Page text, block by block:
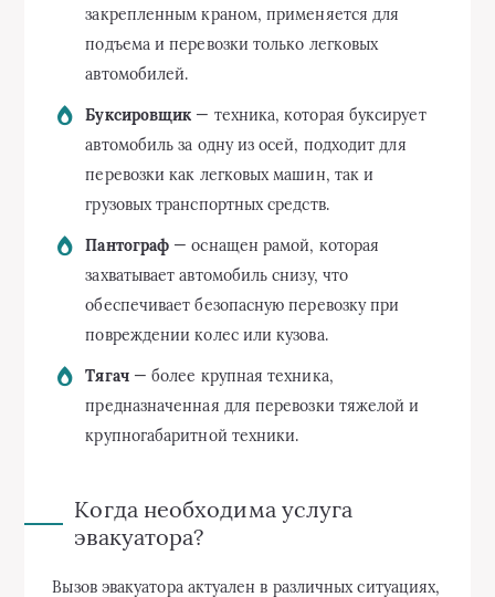
закрепленным краном, применяется для
подъема и перевозки только легковых
автомобилей.
Буксировщик — техника, которая буксирует
автомобиль за одну из осей, подходит для
перевозки как легковых машин, так и
грузовых транспортных средств.
Пантограф — оснащен рамой, которая
захватывает автомобиль снизу, что
обеспечивает безопасную перевозку при
повреждении колес или кузова.
Тягач— более крупная техника,
предназначенная для перевозки тяжелой и
крупногабаритной техники.
Когда необходима услуга
эвакуатора?
Вызов эвакуатора актуален в различных ситуациях,